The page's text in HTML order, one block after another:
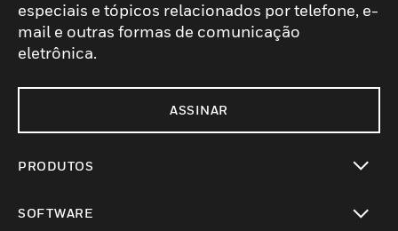
especiais e tópicos relacionados por telefone, e-
mail e outras formas de comunicação
eletrônica.
ASSINAR
PRODUTOS
SOFTWARE